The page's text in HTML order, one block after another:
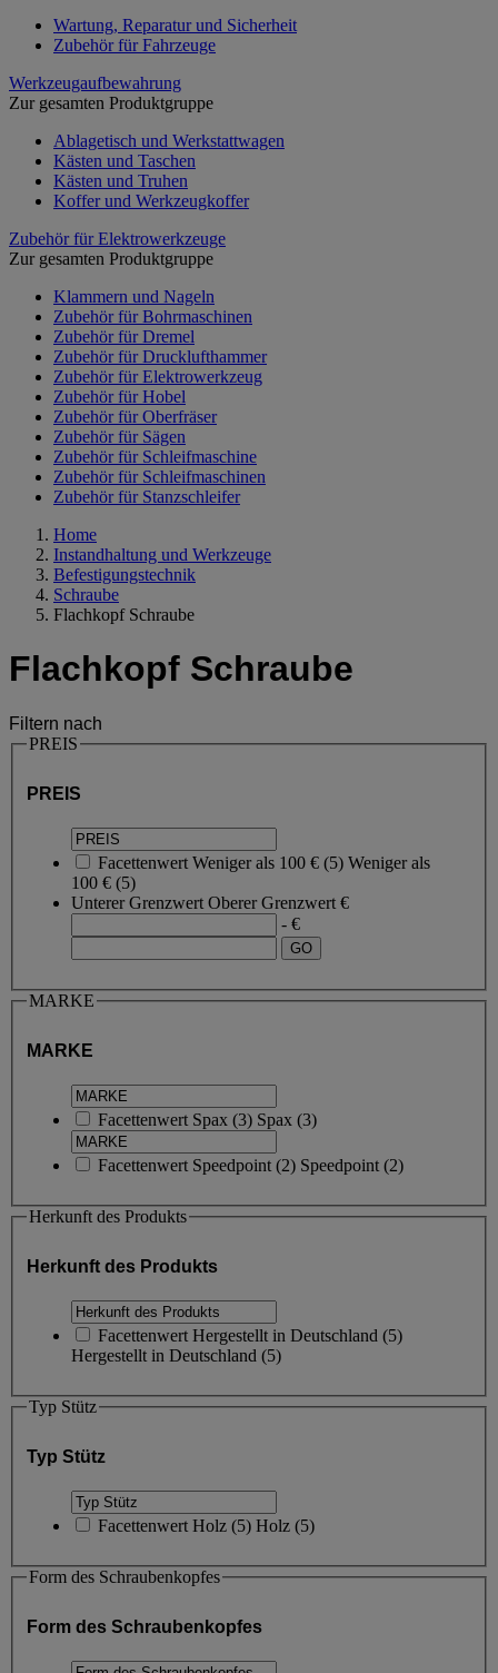
Wartung, Reparatur und Sicherheit
Zubehör für Fahrzeuge
Werkzeugaufbewahrung
Zur gesamten Produktgruppe
Ablagetisch und Werkstattwagen
Kästen und Taschen
Kästen und Truhen
Koffer und Werkzeugkoffer
Zubehör für Elektrowerkzeuge
Zur gesamten Produktgruppe
Klammern und Nageln
Zubehör für Bohrmaschinen
Zubehör für Dremel
Zubehör für Drucklufthammer
Zubehör für Elektrowerkzeug
Zubehör für Hobel
Zubehör für Oberfräser
Zubehör für Sägen
Zubehör für Schleifmaschine
Zubehör für Schleifmaschinen
Zubehör für Stanzschleifer
Home
Instandhaltung und Werkzeuge
Befestigungstechnik
Schraube
Flachkopf Schraube
Flachkopf Schraube
Filtern nach
PREIS
PREIS
Facettenwert Weniger als 100 € (5) Weniger als
100 € (5)
Unterer Grenzwert Oberer Grenzwert €
- €
MARKE
MARKE
Facettenwert Spax (3) Spax (3)
Facettenwert Speedpoint (2) Speedpoint (2)
Herkunft des Produkts
Herkunft des Produkts
Facettenwert Hergestellt in Deutschland (5)
Hergestellt in Deutschland (5)
Typ Stütz
Typ Stütz
Facettenwert Holz (5) Holz (5)
Form des Schraubenkopfes
Form des Schraubenkopfes